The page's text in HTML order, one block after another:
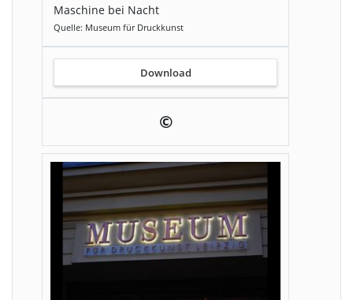
Maschine bei Nacht
Quelle: Museum für Druckkunst
Download
©